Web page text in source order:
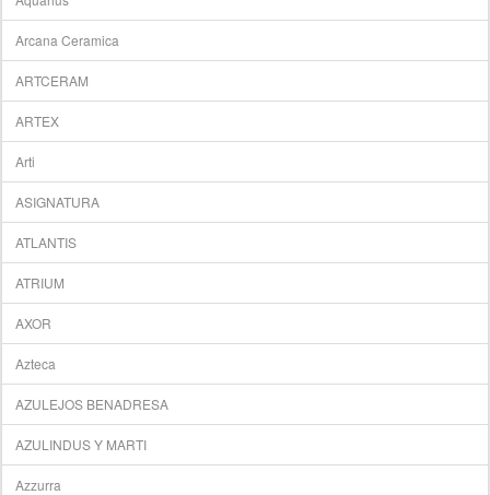
Arcana Ceramica
ARTCERAM
ARTEX
Arti
ASIGNATURA
ATLANTIS
ATRIUM
AXOR
Azteca
AZULEJOS BENADRESA
AZULINDUS Y MARTI
Azzurra